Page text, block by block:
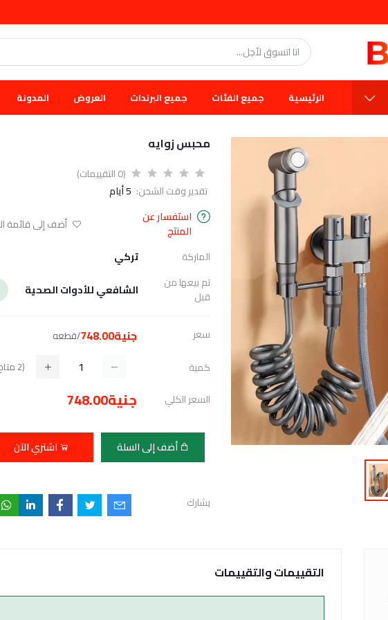
الرئيسية جميع الفئات جميع البرندات العروض المدونة
محبس زوايه
(0 التقييمات)
تقدير وقت الشحن: 5 أيام
استفسار عن
المنتج
أضف إلى قائمة
الماركة
تركي
تم بيعها من
قبل
الشافعي للأدوات الصحية
سعر جنية748.00 /قطعه
كمية (
2
السعر الكلي جنية748.00
أضف إلى السلة اشتري الآن
يشارك
التقييمات والتقييمات